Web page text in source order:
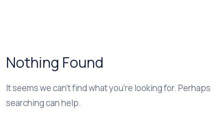
Nothing Found
It seems we can’t find what you’re looking for. Perhaps
searching can help.